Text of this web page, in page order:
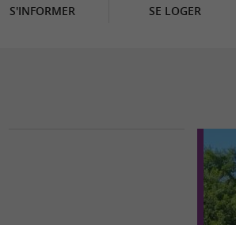
S'INFORMER SE LOGER